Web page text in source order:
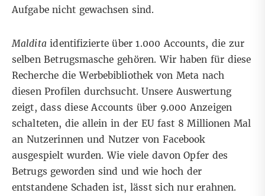
Aufgabe nicht gewachsen sind.
Maldita identifizierte über 1.000 Accounts, die zur
selben Betrugsmasche gehören. Wir haben für diese
Recherche die Werbebibliothek von Meta nach
diesen Profilen durchsucht. Unsere Auswertung
zeigt, dass diese Accounts über 9.000 Anzeigen
schalteten, die allein in der EU fast 8 Millionen Mal
an Nutzerinnen und Nutzer von Facebook
ausgespielt wurden. Wie viele davon Opfer des
Betrugs geworden sind und wie hoch der
entstandene Schaden ist, lässt sich nur erahnen.